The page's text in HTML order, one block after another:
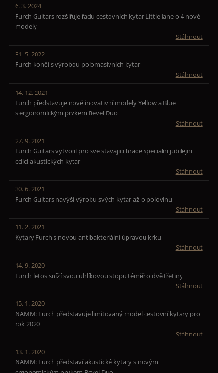
6. 3. 2024
Furch Guitars rozšiřuje řadu cestovních kytar Little Jane o 4 nové
modely
Stáhnout
31. 5. 2022
Furch končí s výrobou polomasivních kytar
Stáhnout
14. 12. 2021
Furch představuje nové inovativní modely Yellow a Blue
s ergonomickým prvkem Bevel Duo
Stáhnout
27. 9. 2021
Furch Guitars vytvořil pro své stávající hráče speciální jubilejní
edici akustických kytar
Stáhnout
30. 6. 2021
Furch Guitars navýší výrobu svých kytar až o polovinu
Stáhnout
11. 2. 2021
Kytary Furch s novou antibakteriální úpravou krku
Stáhnout
14. 9. 2020
Furch letos sníží svou uhlíkovou stopu téměř o dvě třetiny
Stáhnout
15. 1. 2020
NAMM: Furch představuje limitovaný model cestovní kytary pro
rok 2020
Stáhnout
13. 1. 2020
NAMM: Furch představí akustické kytary s novým